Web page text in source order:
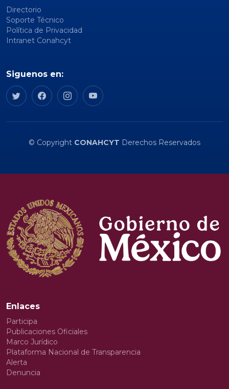
Directorio
Soporte Técnico
Política de Privacidad
Intranet Conahcyt
Siguenos en:
© Copyright CONAHCYT Derechos Reservados
Enlaces
Participa
Publicaciones Oficiales
Marco Jurídico
Plataforma Nacional de Transparencia
Alerta
Denuncia